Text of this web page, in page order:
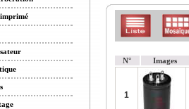
N° Images
1